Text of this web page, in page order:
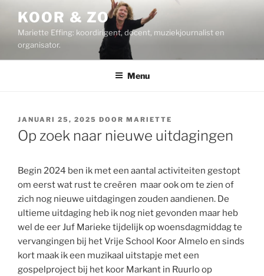
inhoud
KOOR & ZO
Mariette Effing: koordirigent, docent, muziekjournalist en
organisator.
Menu
GEPLAATST
OP
JANUARI 25, 2025 DOOR MARIETTE
Op zoek naar nieuwe uitdagingen
Begin 2024 ben ik met een aantal activiteiten gestopt
om eerst wat rust te creëren maar ook om te zien of
zich nog nieuwe uitdagingen zouden aandienen. De
ultieme uitdaging heb ik nog niet gevonden maar heb
wel de eer Juf Marieke tijdelijk op woensdagmiddag te
vervangingen bij het Vrije School Koor Almelo en sinds
kort maak ik een muzikaal uitstapje met een
gospelproject bij het koor Markant in Ruurlo op